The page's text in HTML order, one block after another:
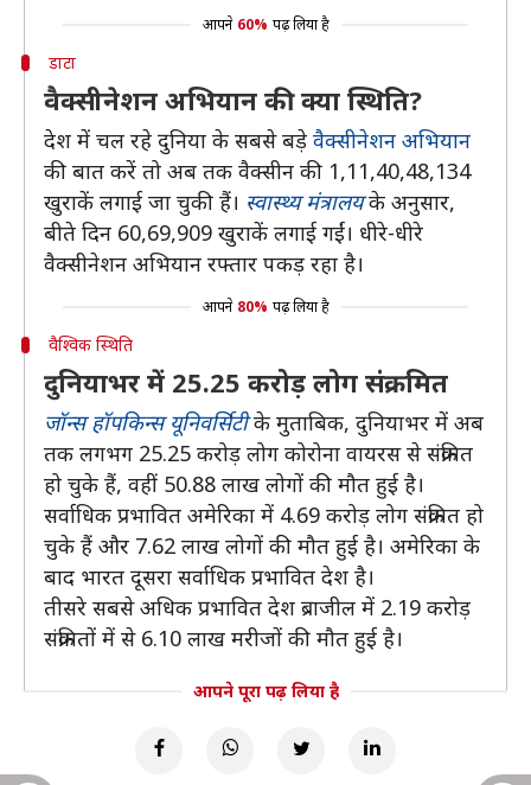
आपने 60% पढ़ लिया है
डाटा
वैक्सीनेशन अभियान की क्या स्थिति?
देश में चल रहे दुनिया के सबसे बड़े वैक्सीनेशन अभियान
की बात करें तो अब तक वैक्सीन की 1,11,40,48,134
खुराकें लगाई जा चुकी हैं। स्वास्थ्य मंत्रालयके अनुसार,
बीते दिन 60,69,909 खुराकें लगाई गईं। धीरे-धीरे
वैक्सीनेशन अभियान रफ्तार पकड़ रहा है।
आपने 80% पढ़ लिया है
वैश्विक स्थिति
दुनियाभर में 25.25 करोड़ लोग संक्रमित
जॉन्स हॉपकिन्स यूनिवर्सिटीके मुताबिक, दुनियाभर में अब
तक लगभग 25.25 करोड़ लोग कोरोना वायरस से संक्रमित
हो चुके हैं, वहीं 50.88 लाख लोगों की मौत हुई है।
सर्वाधिक प्रभावित अमेरिका में 4.69 करोड़ लोग संक्रमित हो
चुके हैं और 7.62 लाख लोगों की मौत हुई है। अमेरिका के
बाद भारत दूसरा सर्वाधिक प्रभावित देश है।
तीसरे सबसे अधिक प्रभावित देश ब्राजील में 2.19 करोड़
संक्रमितों में से 6.10 लाख मरीजों की मौत हुई है।
आपने पूरा पढ़ लिया है